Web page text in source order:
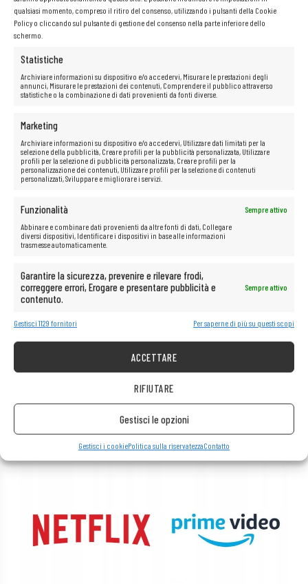
qualsiasi momento, compreso il ritiro del consenso, utilizzando i pulsanti della Cookie
Policy o cliccando sul pulsante di gestione del consenso nella parte inferiore dello
schermo.
Statistiche
Archiviare informazioni su dispositivo e/o accedervi, Misurare le prestazioni degli
annunci, Misurare le prestazioni dei contenuti, Comprendere il pubblico attraverso
statistiche o la combinazione di dati provenienti da fonti diverse.
Marketing
Archiviare informazioni su dispositivo e/o accedervi, Utilizzare dati limitati per la
selezione della pubblicità, Creare profili per la pubblicità personalizzata, Utilizzare
profili per la selezione di pubblicità personalizzata, Creare profili per la
personalizzazione dei contenuti, Utilizzare profili per la selezione di contenuti
personalizzati, Sviluppare e migliorare i servizi.
Funzionalità
Sempre attivo
Abbinare e combinare dati provenienti da altre fonti di dati, Collegare
diversi dispositivi, Identificare i dispositivi in base alle informazioni
trasmesse automaticamente.
Garantire la sicurezza, prevenire e rilevare frodi,
correggere errori, Erogare e presentare pubblicità e
contenuto.
Sempre attivo
Gestisci 1129 fornitori Per saperne di più su questi scopi
ACCETTARE
RIFIUTARE
Gestisci le opzioni
Gestisci i cookiePolitica sulla riservatezzaContatto
eccezionale, sia durante i giochi, l’editing video o la visione di film. La
scelta perfetta per gli utenti che apprezzano un’esperienza visiva di alta